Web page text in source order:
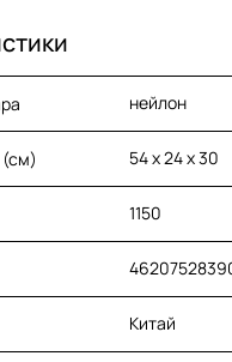
нейлон
(см) 54 х 24 х 30
1150
Китай